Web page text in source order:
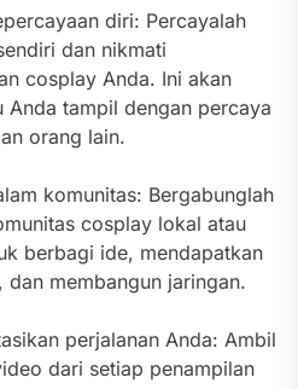
diri: Percayalah
dan nikmati
cosplay Anda. Ini akan
Anda tampil dengan percaya
orang lain.
komunitas: Bergabunglah
cosplay lokal atau
berbagi ide, mendapatkan
dan membangun jaringan.
perjalanan Anda: Ambil
dari setiap penampilan